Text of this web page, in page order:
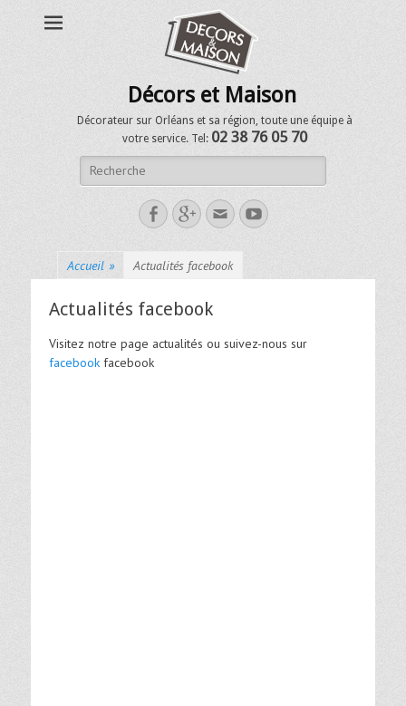
Décors et Maison
Décorateur sur Orléans et sa région, toute une équipe à
votre service. Tel: 02 38 76 05 70
Accueil » Actualités facebook
Actualités facebook
Visitez notre page actualités ou suivez-nous sur
facebook facebook